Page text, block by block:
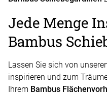
Jede Menge
Bambus
Lassen Sie sich von
inspirieren und zum
Ihrem Bambus